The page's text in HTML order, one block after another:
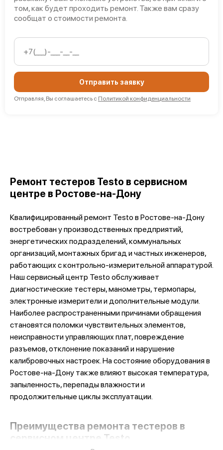
том, как будет проходить ремонт. Также вам сразу
сообщат о стоимости ремонта.
Отправить заявку
Отправляя, Вы соглашаетесь с Политикой конфиденциальности
Ремонт тестеров Testo в сервисном
центре в Ростове-на-Дону
Квалифицированный ремонт Testo в Ростове-на-Дону
востребован у производственных предприятий,
энергетических подразделений, коммунальных
организаций, монтажных бригад и частных инженеров,
работающих с контрольно-измерительной аппаратурой.
Наш сервисный центр Testo обслуживает
диагностические тестеры, манометры, термопары,
электронные измерители и дополнительные модули.
Наиболее распространенными причинами обращения
становятся поломки чувствительных элементов,
неисправности управляющих плат, повреждение
разъемов, отклонение показаний и нарушение
калибровочных настроек. На состояние оборудования в
Ростове-на-Дону также влияют высокая температура,
запыленность, перепады влажности и
продолжительные циклы эксплуатации.
Преимущества ремонта тестеров в
сервисном центре Testo